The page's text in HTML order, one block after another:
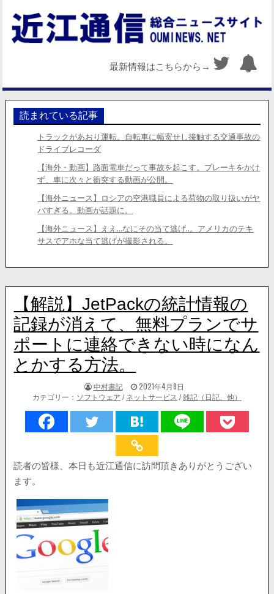
最新情報はこちらから→
読まれている記事
トラックがあおり運転。自転車に幅寄せし接触する交通事故の
ドライブレコーダ
【海外・動画】路面電車だって事故を起こす。ブレーキをかけ
ず、車に次々と衝突する動画が公開。
【海外ニュース】ロシアの空港職員による荷物の取り扱いがヤ
バすぎる。動画が話題に。
【海外ニュース】ええ…なにその当て逃げ..。アメリカのテキ
サスでアホな当て逃げが撮影される。
【解説】JetPackの統計情報の
記録が消えて、無料プランでサ
ポートに連絡できない時になん
とかする方法。
著
者:
中村書記
掲
載
日：
2021年4月8日
カテゴリー： ソフトウェア / ネットサービス /雑記（日記、他）
読者の皆様、本日も近江通信に訪問頂きありがとうござい
ます。